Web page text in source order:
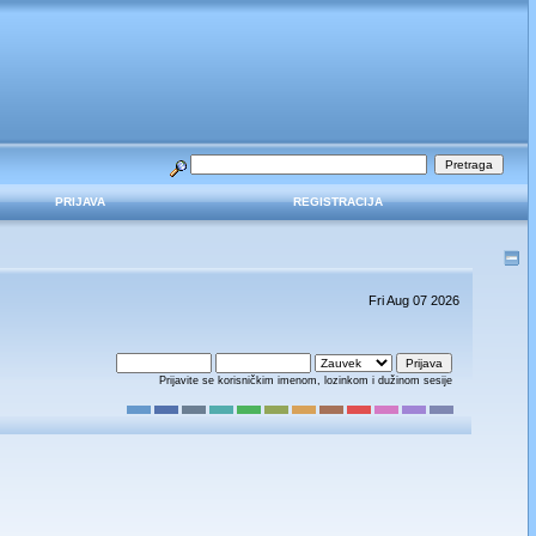
PRIJAVA REGISTRACIJA
Fri Aug 07 2026
Prijavite se korisničkim imenom, lozinkom i dužinom sesije